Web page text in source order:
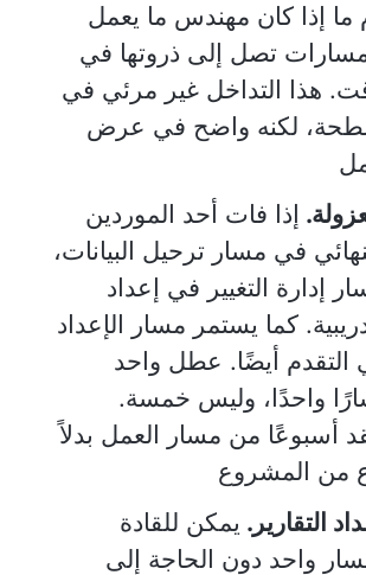
ما إذا كان مهندس ما يعمل
مسارات تصل إلى ذروتها في
هذا التداخل غير مرئي في
لكنه واضح في عرض
إذا فات أحد الموردين
في مسار ترحيل البيانات،
إدارة التغيير في إعداد
كما يستمر مسار الإعداد
التقدم أيضًا. عطل واحد
واحدًا، وليس خمسة.
أسبوعًا من مسار العمل بدلاً
من المشروع
التقارير. يمكن للقادة
واحد دون الحاجة إلى